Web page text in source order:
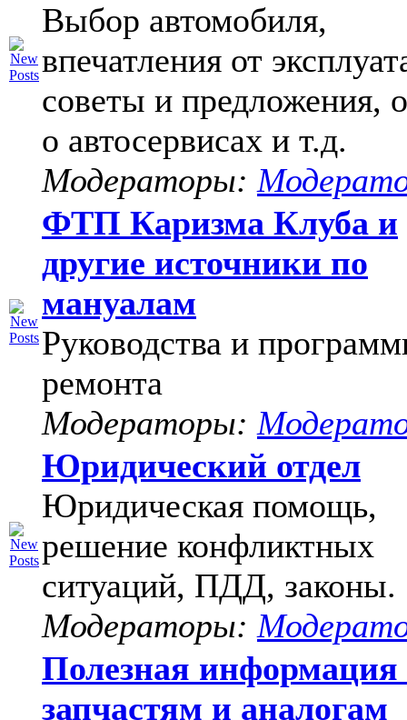
Выбор автомобиля,
впечатления от
советы и предложения,
о автосервисах и т.д.
Модераторы:
ФТП Каризма Клуба и
другие источники по
мануалам
Руководства и
ремонта
Модераторы:
Юридический отдел
Юридическая помощь,
решение конфликтных
ситуаций, ПДД, законы.
Модераторы:
Полезная информация
запчастям и аналогам